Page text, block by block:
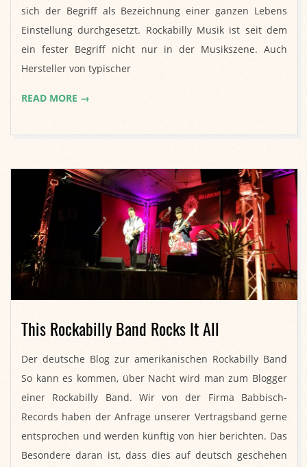
sich der Begriff als Bezeichnung einer ganzen Lebens
Einstellung durchgesetzt. Rockabilly Musik ist seit dem
ein fester Begriff nicht nur in der Musikszene. Auch
Hersteller von typischer
READ MORE →
This Rockabilly Band Rocks It All
2018-
11-
16
Der deutsche Blog zur amerikanischen Rockabilly Band
So kann es kommen, über Nacht wird man zum Blogger
einer Rockabilly Band. Wir von der Firma Babbisch-
Records haben der Anfrage unserer Vertragsband gerne
entsprochen und werden künftig von hier berichten. Das
Besondere daran ist, dass dies auf deutsch geschehen